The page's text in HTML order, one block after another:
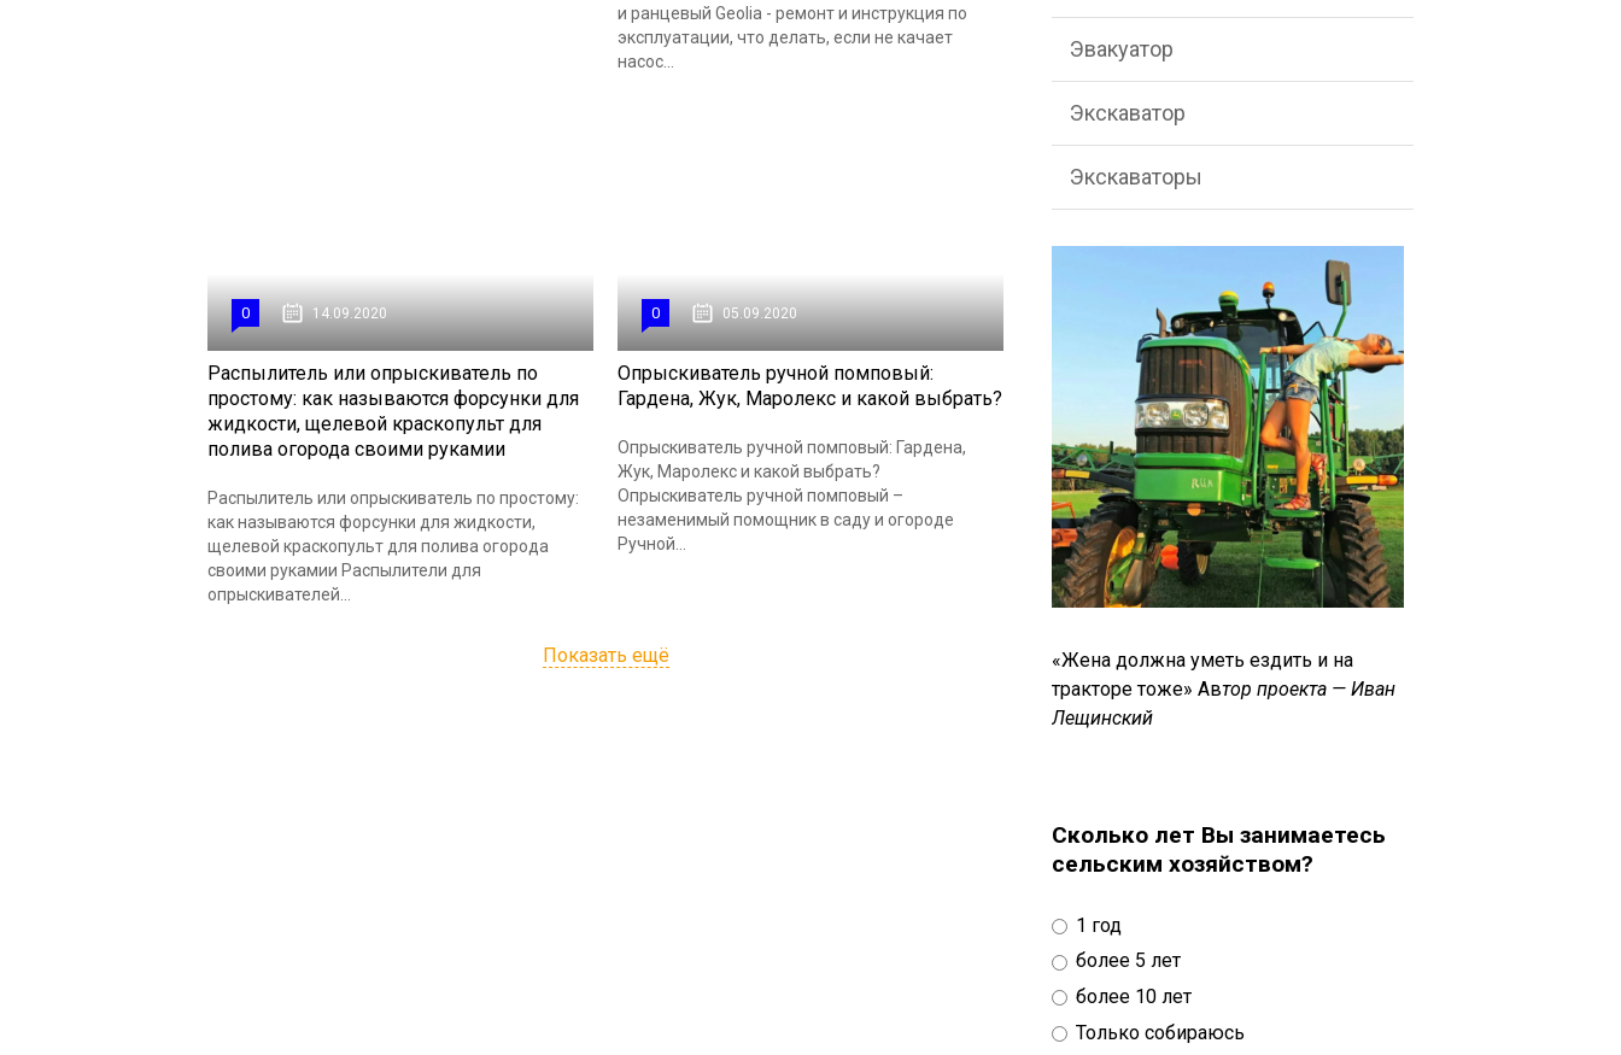
и ранцевый Geolia - ремонт и инструкция по
эксплуатации, что делать, если не качает
насос...
0 14.09.2020
Распылитель или опрыскиватель по
простому: как называются форсунки для
жидкости, щелевой краскопульт для
полива огорода своими рукамии
Распылитель или опрыскиватель по простому:
как называются форсунки для жидкости,
щелевой краскопульт для полива огорода
своими рукамии Распылители для
опрыскивателей...
0 05.09.2020
Опрыскиватель ручной помповый:
Гардена, Жук, Маролекс и какой выбрать?
Опрыскиватель ручной помповый: Гардена,
Жук, Маролекс и какой выбрать?
Опрыскиватель ручной помповый –
незаменимый помощник в саду и огороде
Ручной...
Показать ещё
Эвакуатор
Экскаватор
Экскаваторы
«Жена должна уметь ездить и на
тракторе тоже» Автор проекта — Иван
Лещинский
Сколько лет Вы занимаетесь
сельским хозяйством?
1 год
более 5 лет
более 10 лет
Только собираюсь